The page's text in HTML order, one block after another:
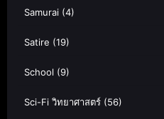
Samurai (4)
Satire (19)
School (9)
Sci-Fi วิทยาศาสตร์ (56)